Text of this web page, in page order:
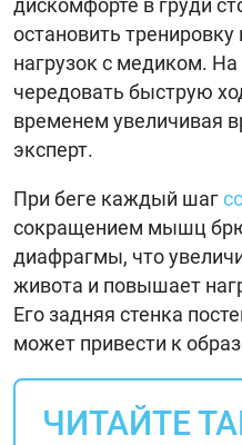
дискомфорте в груди
остановить
нагрузок с медиком.
чередовать быструю
временем увеличивая
эксперт.
При беге каждый шаг
сокращением мышц
диафрагмы, что
живота и повышает
Его задняя стенка
может привести к
ЧИТАЙТЕ